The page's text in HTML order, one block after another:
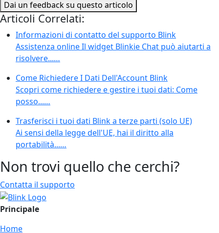
Dai un feedback su questo articolo
Articoli Correlati:
Informazioni di contatto del supporto Blink
Assistenza online Il widget Blinkie Chat può aiutarti a
risolvere...…
Come Richiedere I Dati Dell'Account Blink
Scopri come richiedere e gestire i tuoi dati: Come
posso...…
Trasferisci i tuoi dati Blink a terze parti (solo UE)
Ai sensi della legge dell'UE, hai il diritto alla
portabilità...…
Non trovi quello che cerchi?
Contatta il supporto
Principale
Home